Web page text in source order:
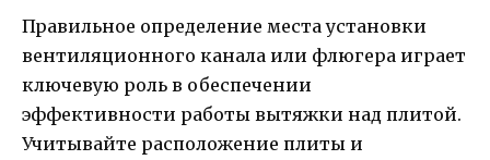
Правильное определение места установки
вентиляционного канала или флюгера играет
ключевую роль в обеспечении
эффективности работы вытяжки над плитой.
Учитывайте расположение плиты и